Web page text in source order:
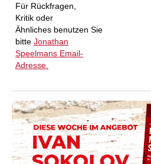
Für Rückfragen,
Kritik oder
Ähnliches benutzen Sie
bitte Jonathan
Speelmans Email-
Adresse.